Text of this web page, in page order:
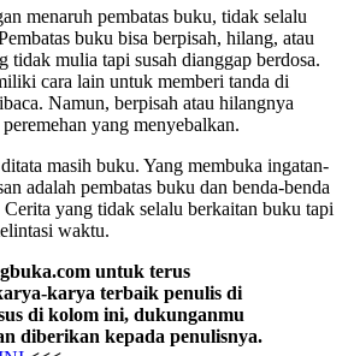
menaruh pembatas buku, tidak selalu
buku bisa berpisah, hilang, atau
tidak mulia tapi susah dianggap berdosa.
cara lain untuk memberi tanda di
Namun, berpisah atau hilangnya
yang menyebalkan.
masih buku. Yang membuka ingatan-
adalah pembatas buku dan benda-benda
yang tidak selalu berkaitan buku tapi
waktu.
untuk terus
karya terbaik penulis di
di kolom ini, dukunganmu
diberikan kepada penulisnya.